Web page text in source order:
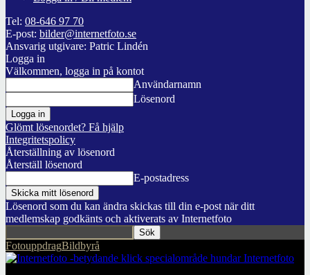
Tel: 08-646 97 70
E-post: bilder@internetfoto.se
Ansvarig utgivare: Patric Lindén
Logga in
Välkommen, logga in på kontot
Användarnamn
Lösenord
Glömt lösenordet? Få hjälp
Integritetspolicy
Återställning av lösenord
Återställ lösenord
E-postadress
Lösenord som du kan ändra skickas till din e-post när ditt
medlemskap godkänts och aktiverats av Internetfoto
FotouppdragBildbyrå
Internetfoto